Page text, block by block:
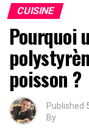
CUISINE
Pourquoi
poisson ?
Published
By